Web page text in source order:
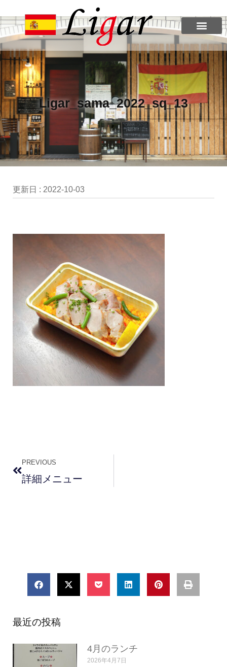
Ligar_sama_2022_sq_13
更新日 : 2022-10-03
PREVIOUS
詳細メニュー
最近の投稿
4月のランチ
2026年4月7日